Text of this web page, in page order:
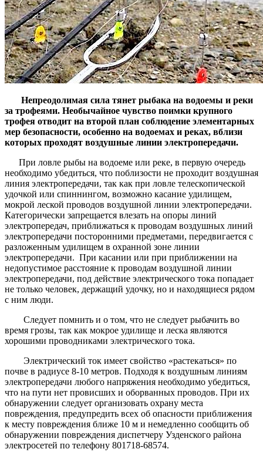
Непреодолимая сила тянет рыбака на водоемы и реки
за трофеями. Необычайное чувство поимки крупного
трофея отводит на второй план соблюдение элементарных
мер безопасности, особенно на водоемах и реках, вблизи
которых проходят воздушные линии электропередачи.
При ловле рыбы на водоеме или реке, в первую очередь
необходимо убедиться, что поблизости не проходит воздушная
линия электропередачи, так как при ловле телескопической
удочкой или спиннингом, возможно касание удилищем,
мокрой леской проводов воздушной линии электропередачи.
Категорически запрещается влезать на опоры линий
электропередач, приближаться к проводам воздушных линий
электропередачи посторонними предметами, передвигается с
разложенным удилищем в охранной зоне линии
электропередачи. При касании или при приближении на
недопустимое расстояние к проводам воздушной линии
электропередачи, под действие электрического тока попадает
не только человек, держащий удочку, но и находящиеся рядом
с ним люди.
Следует помнить и о том, что не следует рыбачить во
время грозы, так как мокрое удилище и леска являются
хорошими проводниками электрического тока.
Электрический ток имеет свойство «растекаться» по
почве в радиусе 8-10 метров. Подходя к воздушным линиям
электропередачи любого напряжения необходимо убедиться,
что на пути нет провисших и оборванных проводов. При их
обнаружении следует организовать охрану места
повреждения, предупредить всех об опасности приближения
к месту повреждения ближе 10 м и немедленно сообщить об
обнаружении повреждения диспетчеру Узденского района
электросетей по телефону 801718-68574.